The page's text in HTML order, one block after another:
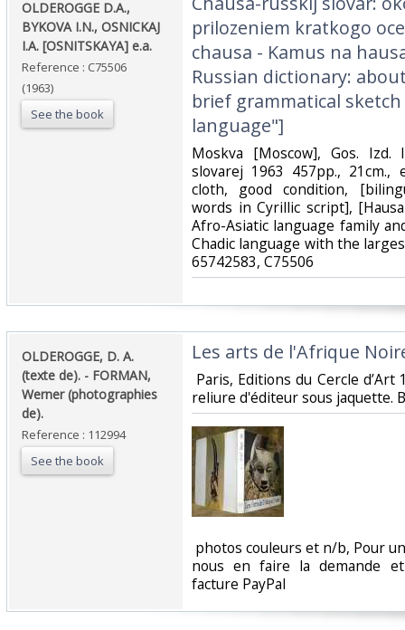
‎OLDEROGGE D.A.,
BYKOVA I.N., OSNICKAJ
I.A. [OSNITSKAYA] e.a.‎
Reference : C75506
(1963)
See the book
prilozeniem kratkogo
chausa - Kamus na
Russian dictionary:
brief grammatical
language"]‎
‎Moskva [Moscow], Gos. Izd.
slovarej 1963 457pp.,
cloth, good condition,
words in Cyrillic script],
Afro-Asiatic language family
Chadic language with the
65742583, C75506‎
‎OLDEROGGE, D. A.
(texte de). - FORMAN,
Werner (photographies
de).‎
Reference : 112994
See the book
‎Les arts de l'Afrique
Paris, Editions du Cercle
reliure d'éditeur sous jaquette.
photos couleurs et n/b, Pour
nous en faire la demande
facture PayPal‎